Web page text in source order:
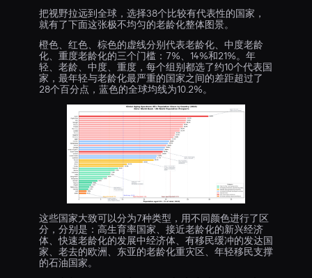
把视野拉远到全球，选择38个比较有代表性的国家，
就有了下面这张极不均匀的老龄化整体图景。
橙色、红色、棕色的虚线分别代表老龄化、中度老龄
化、重度老龄化的三个门槛：7%、14%和21%。年
轻、老龄、中度、重度，每个组别都选了约10个代表国
家，最年轻与老龄化最严重的国家之间的差距超过了
28个百分点，蓝色的全球均线为10.2%。
这些国家大致可以分为7种类型，用不同颜色进行了区
分，分别是：高生育率国家、接近老龄化的新兴经济
体、快速老龄化的发展中经济体、有移民缓冲的发达国
家、老去的欧洲、东亚的老龄化重灾区、年轻移民支撑
的石油国家。